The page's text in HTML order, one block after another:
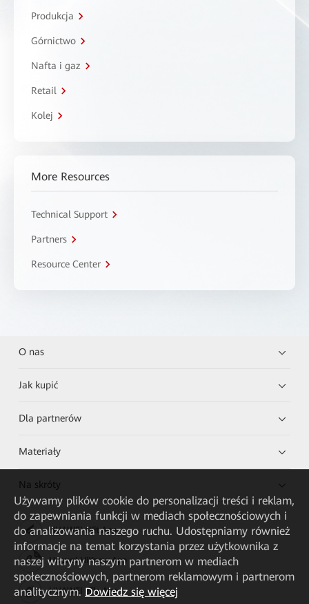
Produkcja
Górnictwo
Nafta i gaz
Retail
Kolej
More Resources
Technical Support
Partners
Resource Center
O nas
Jak kupić
Dla partnerów
Materiały
Na skróty
HUAWEI eKit App
Huawei HiKnow App
HUAWEI eFly App
Używamy plików cookie do personalizacji treści i reklam,
do zapewniania funkcji w mediach społecznościowych i
do analizowania naszego ruchu. Udostępniamy również
informacje na temat korzystania przez użytkownika z
naszej witryny naszym partnerom w mediach
społecznościowych, partnerom reklamowym i partnerom
analitycznym. Dowiedz się więcej